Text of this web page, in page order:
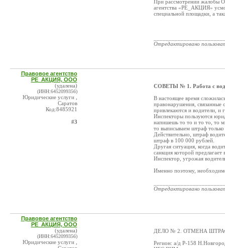
При рассмотрении жалобы
агентства «РЕ_АКЦИЯ»
специальной площадки, а
Отредактировано
Правовое агентство
РЕ_АКЦИЯ, ООО
(удалена)
(ИНН:6452099356)
Юридические услуги ,
Саратов
Код:8485921
#3
СОВЕТЫ № 1. Работа с
В настоящее время
правонарушения, связанные
привлекаются и водители, и
Инспекторы пользуются
напишешь то то и то то, то
то выписываем штраф только
Действительно, штраф
штраф в 100 000 рублей.
Другая ситуация, когда
санкция которой предлагает
Инспектор, угрожая
Именно поэтому,
Отредактировано
Правовое агентство
РЕ_АКЦИЯ, ООО
(удалена)
(ИНН:6452099356)
Юридические услуги ,
ДЕЛО № 2. ОТМЕНА
Регион: а/д Р-158